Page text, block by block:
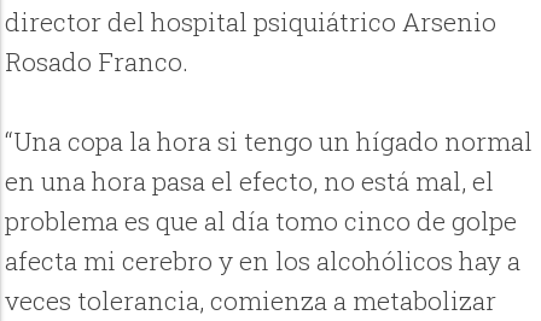
director del hospital psiquiátrico Arsenio
Rosado Franco.
“Una copa la hora si tengo un hígado normal
en una hora pasa el efecto, no está mal, el
problema es que al día tomo cinco de golpe
afecta mi cerebro y en los alcohólicos hay a
veces tolerancia, comienza a metabolizar